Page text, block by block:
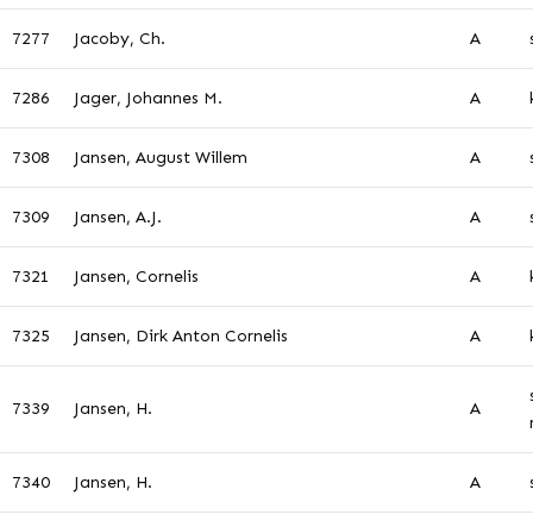
7277 Jacoby, Ch. A
7286 Jager, Johannes M. A
7308 Jansen, August Willem A
7309 Jansen, A.J. A
7321 Jansen, Cornelis A
7325 Jansen, Dirk Anton Cornelis A
7339 Jansen, H. A
7340 Jansen, H. A